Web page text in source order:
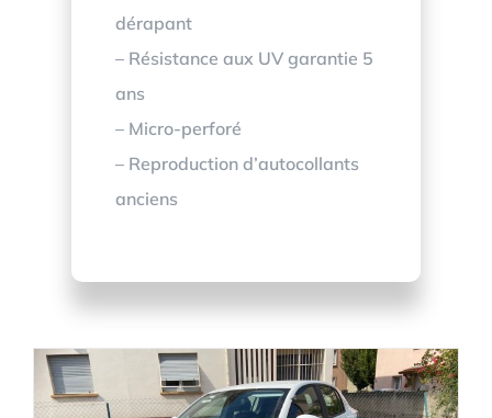
dérapant
– Résistance aux UV garantie 5
ans
– Micro-perforé
– Reproduction d’autocollants
anciens